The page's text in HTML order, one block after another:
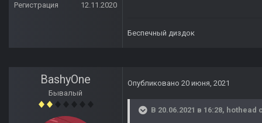
Регистрация
12.11.2020
Беспечный диздок
BashyOne
Бывалый
Опубликовано 20 июня, 2021
В 20.06.2021 в 16:28, hothead